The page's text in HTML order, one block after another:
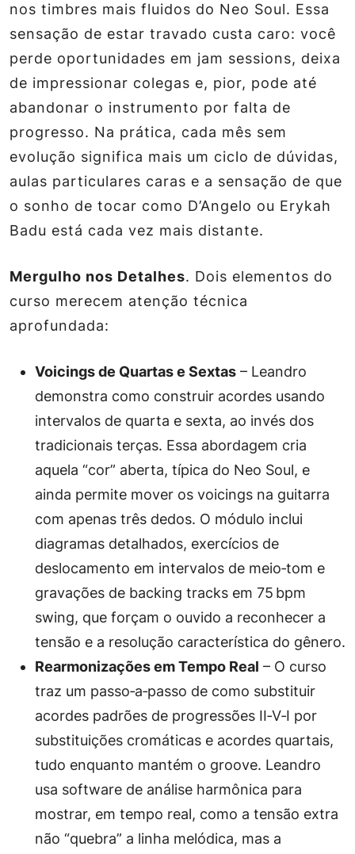
nos timbres mais fluidos do Neo Soul. Essa
sensação de estar travado custa caro: você
perde oportunidades em jam sessions, deixa
de impressionar colegas e, pior, pode até
abandonar o instrumento por falta de
progresso. Na prática, cada mês sem
evolução significa mais um ciclo de dúvidas,
aulas particulares caras e a sensação de que
o sonho de tocar como D’Angelo ou Erykah
Badu está cada vez mais distante.
Mergulho nos Detalhes. Dois elementos do
curso merecem atenção técnica
aprofundada:
Voicings de Quartas e Sextas – Leandro
demonstra como construir acordes usando
intervalos de quarta e sexta, ao invés dos
tradicionais terças. Essa abordagem cria
aquela “cor” aberta, típica do Neo Soul, e
ainda permite mover os voicings na guitarra
com apenas três dedos. O módulo inclui
diagramas detalhados, exercícios de
deslocamento em intervalos de meio‑tom e
gravações de backing tracks em 75 bpm
swing, que forçam o ouvido a reconhecer a
tensão e a resolução característica do gênero.
Rearmonizações em Tempo Real – O curso
traz um passo‑a‑passo de como substituir
acordes padrões de progressões II‑V‑I por
substituições cromáticas e acordes quartais,
tudo enquanto mantém o groove. Leandro
usa software de análise harmônica para
mostrar, em tempo real, como a tensão extra
não “quebra” a linha melódica, mas a